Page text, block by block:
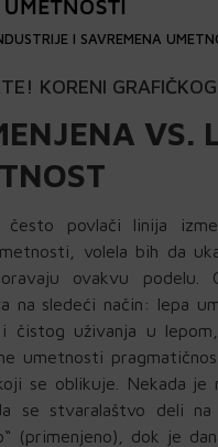
I SAVREMENA
VIVA L’ARTE! KORENI
VS.
često povlači linija
volela bih da
ovakvu podelu.
na sledeći način: lepa
čistog uživanja u
umetnosti
se oblikuje. Nekada je
se stvaralaštvo deli na
(primenjeno), dok je